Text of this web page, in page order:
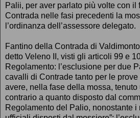
Palii, per aver parlato più volte con il
Contrada nelle fasi precedenti la
l’ordinanza dell’assessore delegato.
Fantino della Contrada di
detto Veleno II, visti gli articoli 99 e
Regolamento: l’esclusione per due
cavalli di Contrade tanto per le
avere, nella fase della mossa,
contrario a quanto disposto dal
Regolamento del Palio, nonostante i